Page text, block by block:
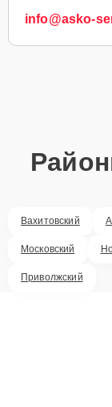
info@asko-
Вахитовский
Московский
Приволжский